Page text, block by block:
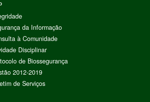
da Informação
à Comunidade
Disciplinar
de Biossegurança
2012-2019
de Serviços